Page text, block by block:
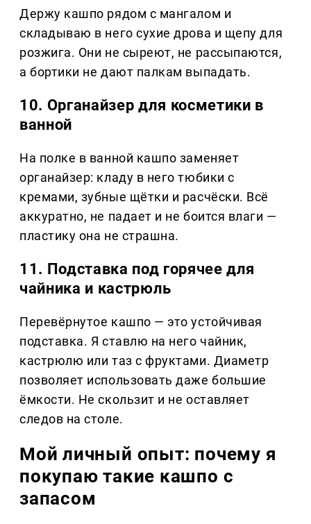
Держу кашпо рядом с мангалом и
складываю в него сухие дрова и щепу для
розжига. Они не сыреют, не рассыпаются,
а бортики не дают палкам выпадать.
10. Органайзер для косметики в
ванной
На полке в ванной кашпо заменяет
органайзер: кладу в него тюбики с
кремами, зубные щётки и расчёски. Всё
аккуратно, не падает и не боится влаги —
пластику она не страшна.
11. Подставка под горячее для
чайника и кастрюль
Перевёрнутое кашпо — это устойчивая
подставка. Я ставлю на него чайник,
кастрюлю или таз с фруктами. Диаметр
позволяет использовать даже большие
ёмкости. Не скользит и не оставляет
следов на столе.
Мой личный опыт: почему я
покупаю такие кашпо с
запасом